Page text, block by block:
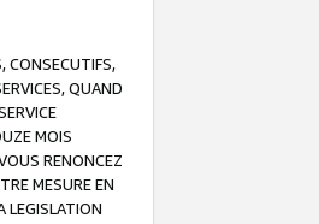
CONSECUTIFS,
QUAND
MOIS
RENONCEZ
MESURE EN
LEGISLATION